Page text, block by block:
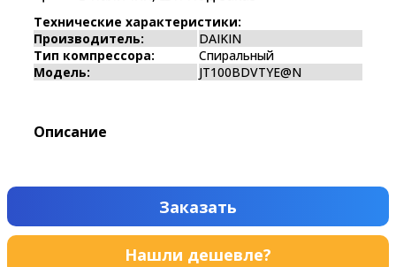
Технические характеристики:
Производитель:
DAIKIN
Тип компрессора:
Спиральный
Модель:
JT100BDVTYE@N
Описание
Заказать
Нашли дешевле?